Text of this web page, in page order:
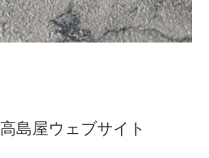
高島屋ウェブサイト